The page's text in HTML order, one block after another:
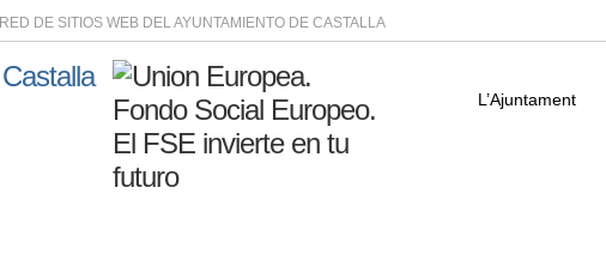
RED DE SITIOS WEB DEL AYUNTAMIENTO DE CASTALLA
L’Ajuntament